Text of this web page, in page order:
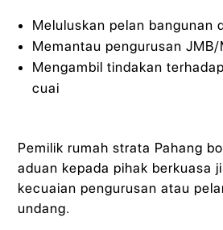
Meluluskan pelan bangunan
Memantau pengurusan JMB/
Mengambil tindakan
cuai
Pemilik rumah strata Pahang
aduan kepada pihak berkuasa
kecuaian pengurusan atau
undang.